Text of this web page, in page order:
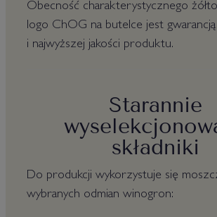
Obecność charakterystycznego
logo ChOG na butelce jest
i najwyższej jakości produktu.
Starannie
składniki
Do produkcji wykorzystuje się
wybranych odmian winogron: